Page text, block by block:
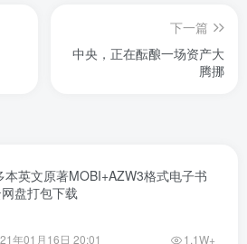
下一篇
中央，正在酝酿一场资产大
腾挪
本英文原著MOBI+AZW3格式电子书
盘打包下载
年01月16日 20:01 1.1W+